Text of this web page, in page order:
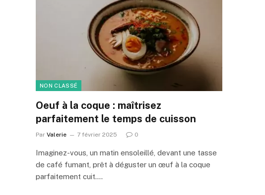
NON CLASSÉ
Oeuf à la coque : maîtrisez
parfaitement le temps de cuisson
Par Valerie 7 février 2025 0
Imaginez-vous, un matin ensoleillé, devant une tasse
de café fumant, prêt à déguster un œuf à la coque
parfaitement cuit.…